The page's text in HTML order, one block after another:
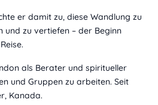
er damit zu, diese Wandlung zu
und zu vertiefen – der Beginn
als Berater und spiritueller
und Gruppen zu arbeiten. Seit
Kanada.